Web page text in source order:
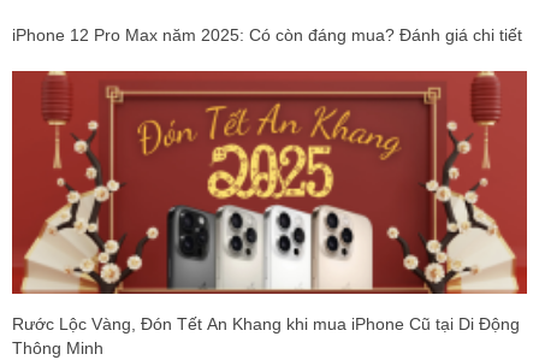
iPhone 12 Pro Max năm 2025: Có còn đáng mua? Đánh giá chi tiết
Rước Lộc Vàng, Đón Tết An Khang khi mua iPhone Cũ tại Di Động
Thông Minh